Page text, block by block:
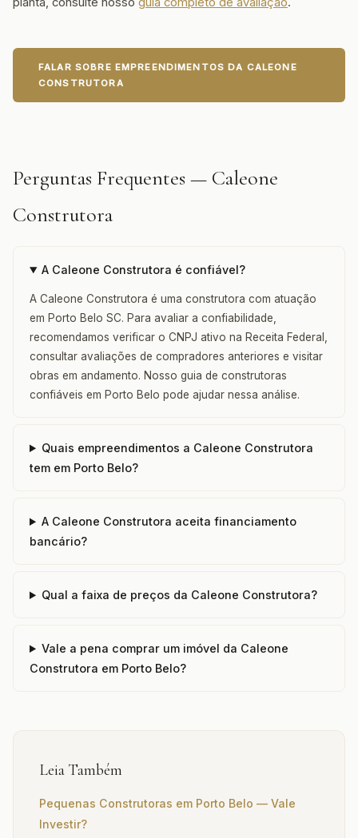
FALAR SOBRE EMPREENDIMENTOS DA CALEONE
CONSTRUTORA
Perguntas Frequentes — Caleone
Construtora
A Caleone Construtora é confiável?
A Caleone Construtora é uma construtora com atuação
em Porto Belo SC. Para avaliar a confiabilidade,
recomendamos verificar o CNPJ ativo na Receita Federal,
consultar avaliações de compradores anteriores e visitar
obras em andamento. Nosso guia de construtoras
confiáveis em Porto Belo pode ajudar nessa análise.
Quais empreendimentos a Caleone Construtora
tem em Porto Belo?
A Caleone Construtora aceita financiamento
bancário?
Qual a faixa de preços da Caleone Construtora?
Vale a pena comprar um imóvel da Caleone
Construtora em Porto Belo?
Leia Também
Pequenas Construtoras em Porto Belo — Vale
Investir?